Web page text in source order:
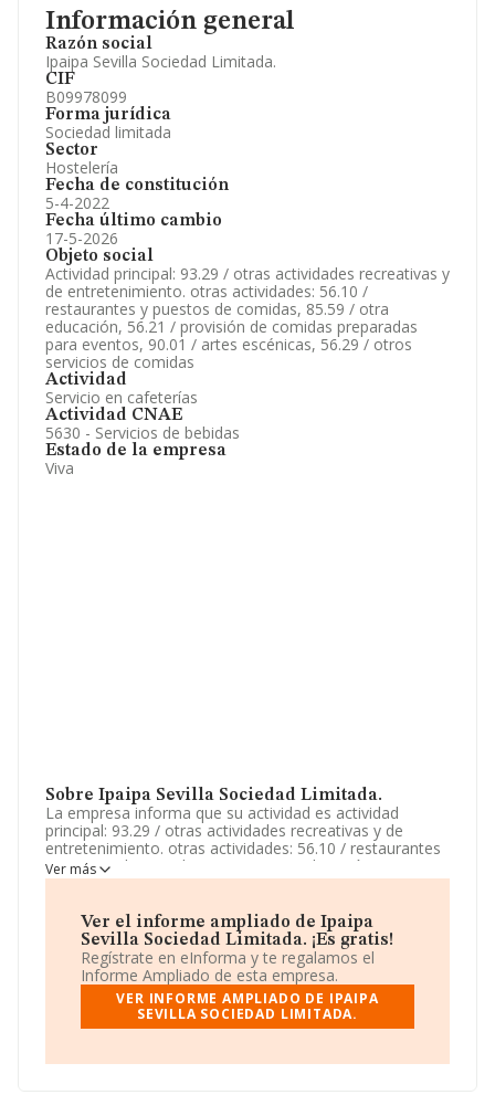
Información general
Razón social
Ipaipa Sevilla Sociedad Limitada.
CIF
B09978099
Forma jurídica
Sociedad limitada
Sector
Hostelería
Fecha de constitución
5-4-2022
Fecha último cambio
17-5-2026
Objeto social
Actividad principal: 93.29 / otras actividades recreativas y
de entretenimiento. otras actividades: 56.10 /
restaurantes y puestos de comidas, 85.59 / otra
educación, 56.21 / provisión de comidas preparadas
para eventos, 90.01 / artes escénicas, 56.29 / otros
servicios de comidas
Actividad
Servicio en cafeterías
Actividad CNAE
5630 - Servicios de bebidas
Estado de la empresa
Viva
Sobre Ipaipa Sevilla Sociedad Limitada.
La empresa informa que su actividad es actividad
principal: 93.29 / otras actividades recreativas y de
entretenimiento. otras actividades: 56.10 / restaurantes
y puestos de comidas, 85.59 / otra educación, 56.21 /
provisión de comidas preparadas para eventos, 90.01 /
sociedad está registrada como Sociedad Limitada. La
actividad de referencia CNAE corresponde a
'Establecimientos de bebidas', cuyo Código es 5630. La
empresa no tiene actividad en mercados exteriores.
La empresaIpaipa Sevilla Sociedad Limitada
B09978099, se encuentra en Calle Palentologia núm. 14,
Ver más
Ver el informe ampliado de Ipaipa
Sevilla Sociedad Limitada. ¡Es gratis!
Regístrate en eInforma y te regalamos el
Informe Ampliado de esta empresa.
VER INFORME AMPLIADO DE IPAIPA
SEVILLA SOCIEDAD LIMITADA.
Información oficial y registral complementaria.